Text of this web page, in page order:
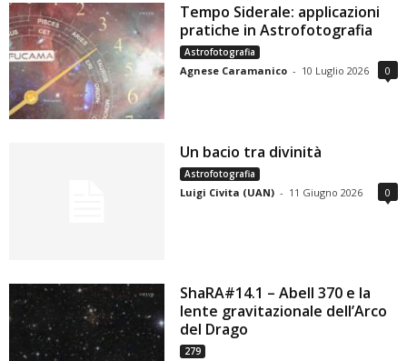
Tempo Siderale: applicazioni
pratiche in Astrofotografia
Astrofotografia
Agnese Caramanico - 10 Luglio 2026 0
Un bacio tra divinità
Astrofotografia
Luigi Civita (UAN) - 11 Giugno 2026 0
ShaRA#14.1 – Abell 370 e la
lente gravitazionale dell’Arco
del Drago
279